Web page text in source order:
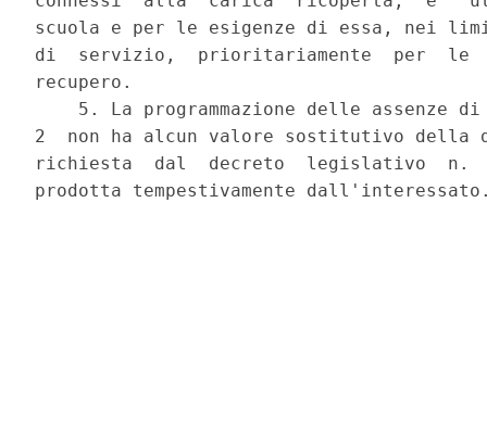
scuola e per le esigenze di essa, nei
di  servizio,  prioritariamente  per  le
recupero.
5. La programmazione delle assenze
2  non ha alcun valore sostitutivo della
richiesta  dal  decreto  legislativo  n.